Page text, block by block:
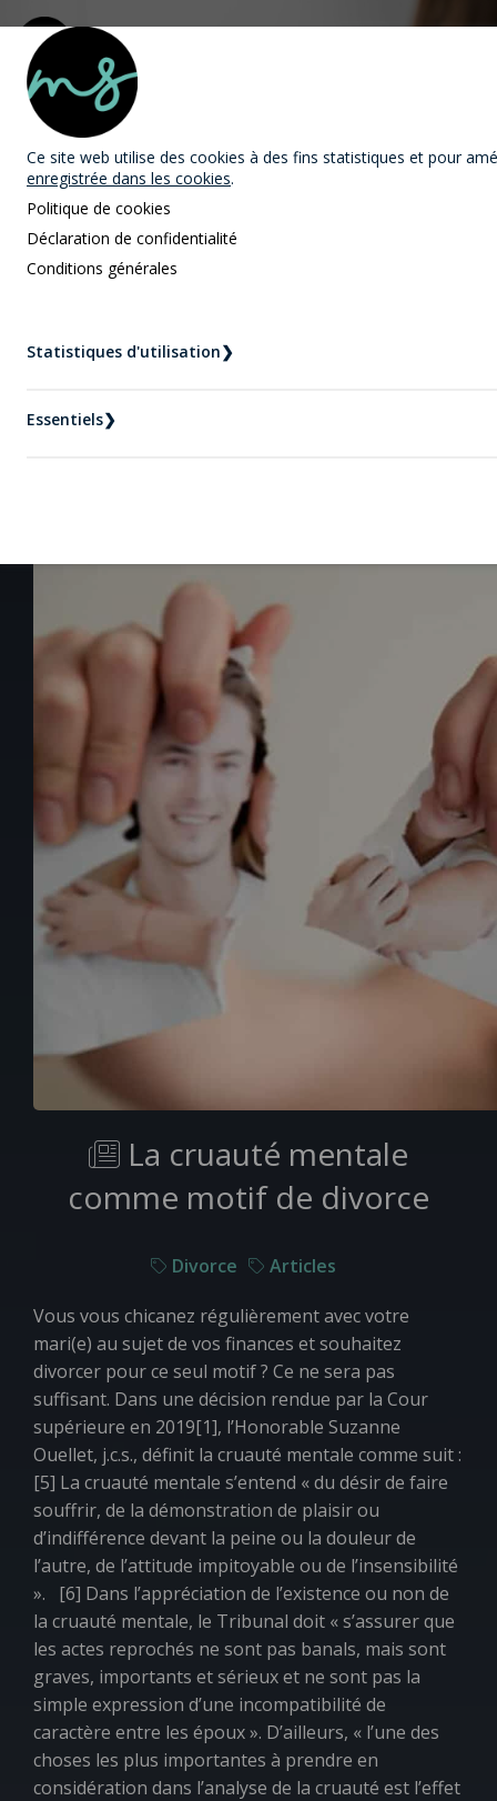
MAST Avocats
Accueil
Nouvelles
La cruauté mentale
comme motif de divorce
Divorce Articles
Vous vous chicanez régulièrement avec votre
mari(e) au sujet de vos finances et souhaitez
divorcer pour ce seul motif ? Ce ne sera pas
suffisant. Dans une décision rendue par la Cour
supérieure en 2019[1], l’Honorable Suzanne
Ouellet, j.c.s., définit la cruauté mentale comme suit :
[5] La cruauté mentale s’entend «du désir de faire
souffrir, de la démonstration de plaisir ou
d’indifférence devant la peine ou la douleur de
l’autre, de l’attitude impitoyable ou de l’insensibilité
». [6] Dans l’appréciation de l’existence ou non de
la cruauté mentale, le Tribunal doit «s’assurer que
les actes reprochés ne sont pas banals, mais sont
graves, importants et sérieux et ne sont pas la
simple expression d’une incompatibilité de
caractère entre les époux». D’ailleurs, « l’une des
choses les plus importantes à prendre en
considération dans l’analyse de la cruauté est l’effet
Ce site web utilise des cookies à des fins statistiques et pour
enregistrée dans les cookies.
Politique de cookies
Déclaration de confidentialité
Conditions générales
Statistiques d'utilisation❯
Essentiels❯